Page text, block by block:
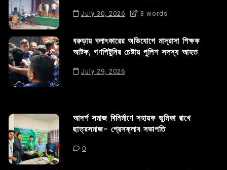
July 30, 2026 3 words
বরুড়ায় বলাৎকারের অভিযোগে মাদ্রাসা শিক্ষক
আটক, গণপিটুনির চেষ্টায় পুলিশ সদস্য আহত
July 29, 2026
আদর্শ সমাজ বিনির্মাণে সহায়ক ভুমিকা রাখে
ছাত্রসমাজ- প্রেসক্লাব সভাপতি
0